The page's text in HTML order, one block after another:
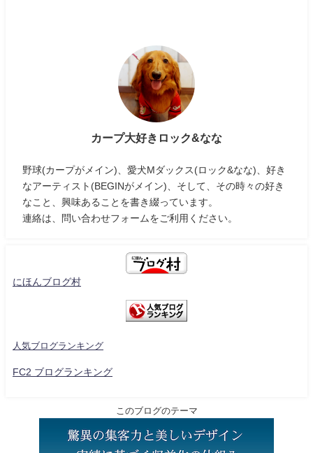
カープ大好きロック&なな
野球(カープがメイン)、愛犬Mダックス(ロック&なな)、好き
なアーティスト(BEGINがメイン)、そして、その時々の好き
なこと、興味あることを書き綴っています。
連絡は、問い合わせフォームをご利用ください。
にほんブログ村
人気ブログランキング
FC2 ブログランキング
このブログのテーマ